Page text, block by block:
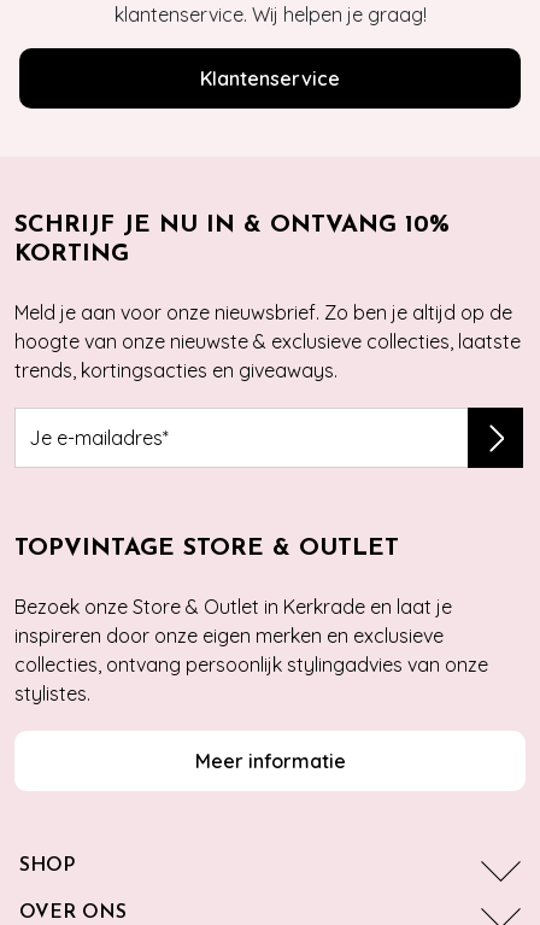
klantenservice. Wij helpen je graag!
Klantenservice
SCHRIJF JE NU IN & ONTVANG 10%
KORTING
Meld je aan voor onze nieuwsbrief. Zo ben je altijd op de
hoogte van onze nieuwste & exclusieve collecties, laatste
trends, kortingsacties en giveaways.
TOPVINTAGE STORE & OUTLET
Bezoek onze Store & Outlet in Kerkrade en laat je
inspireren door onze eigen merken en exclusieve
collecties, ontvang persoonlijk stylingadvies van onze
stylistes.
Meer informatie
SHOP
OVER ONS